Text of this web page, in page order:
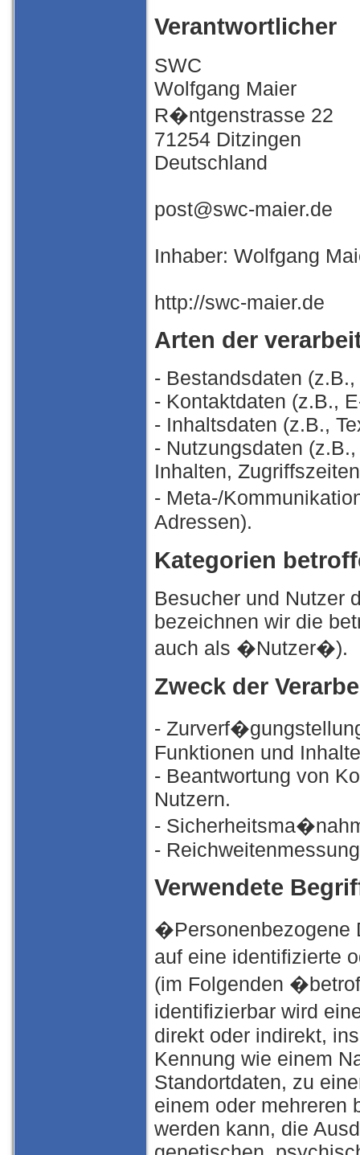
Verantwortlicher
SWC
Wolfgang Maier
R�ntgenstrasse 22
71254 Ditzingen
Deutschland
post@swc-maier.de
Inhaber: Wolfgang
http://swc-maier.de
Arten der
- Bestandsdaten
- Kontaktdaten (z.B.,
- Inhaltsdaten (z.B.,
- Nutzungsdaten
Inhalten,
- Meta-/
Adressen).
Kategorien
Besucher und Nutzer
bezeichnen wir die
auch als �Nutzer�).
Zweck der
-
Funktionen und
- Beantwortung von
Nutzern.
-
-
Verwendete
�Personenbezogene
auf eine identifizierte
(im Folgenden
identifizierbar wird
direkt oder indirekt,
Kennung wie einem
Standortdaten, zu
einem oder mehreren
werden kann, die